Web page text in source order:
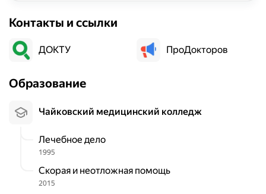
Контакты и ссылки
ДОКТУ ПроДокторов
Образование
Чайковский медицинский колледж
Лечебное дело
1995
Скорая и неотложная помощь
2015